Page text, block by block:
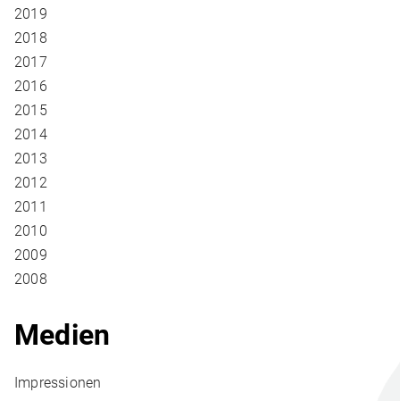
2019
2018
2017
2016
2015
2014
2013
2012
2011
2010
2009
2008
Medien
Impressionen